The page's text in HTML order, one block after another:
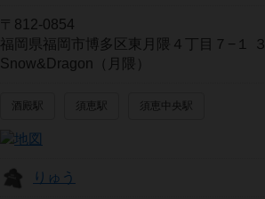
〒812-0854
福岡県福岡市博多区東月隈４丁目７−１ ３
Snow&Dragon（月隈）
酒殿駅 須恵駅 須恵中央駅
りゅう